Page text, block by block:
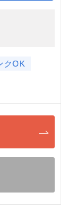
クOK